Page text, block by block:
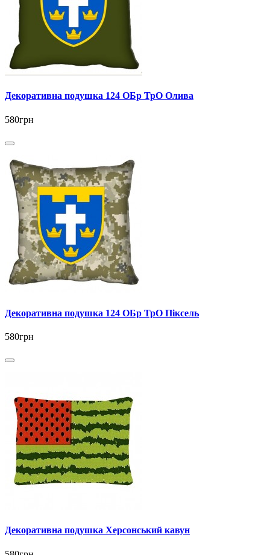
Декоративна подушка 124 ОБр ТрО Олива
580грн
Декоративна подушка 124 ОБр ТрО Піксель
580грн
Декоративна подушка Херсонський кавун